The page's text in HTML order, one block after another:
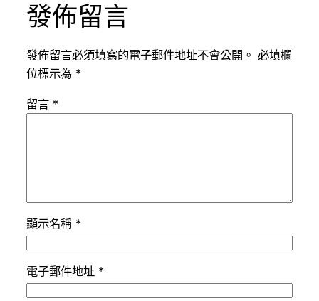
發佈留言
發佈留言必須填寫的電子郵件地址不會公開。 必填欄
位標示為 *
留言 *
顯示名稱 *
電子郵件地址 *